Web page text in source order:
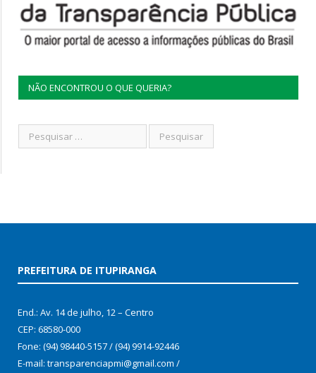
NÃO ENCONTROU O QUE QUERIA?
PREFEITURA DE ITUPIRANGA
End.: Av. 14 de julho, 12 – Centro
CEP: 68580-000
Fone: (94) 98440-5157 / (94) 9914-92446
E-mail: transparenciapmi@gmail.com /